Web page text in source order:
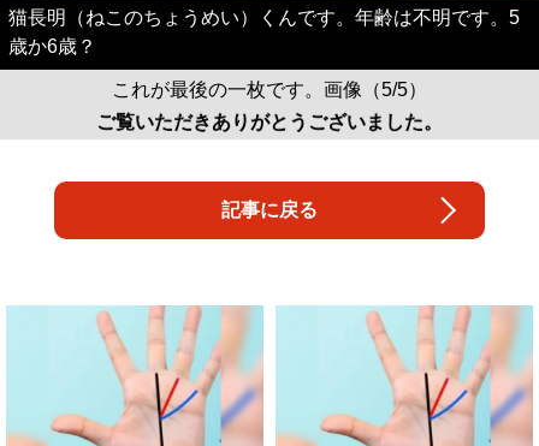
猫長明（ねこのちょうめい）くんです。年齢は不明です。5
歳か6歳？
これが最後の一枚です。画像（5/5）
ご覧いただきありがとうございました。
記事に戻る